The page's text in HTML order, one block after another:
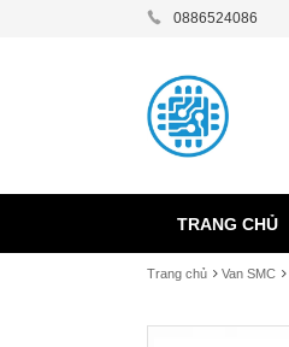
0886524086
TRANG CHỦ
Trang chủ Van SMC